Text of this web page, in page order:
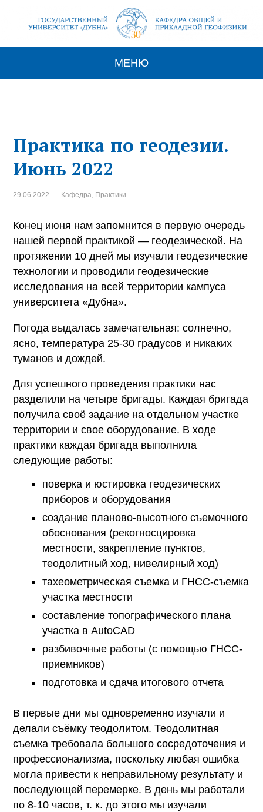
МЕНЮ
Практика по геодезии.
Июнь 2022
29.06.2022 Кафедра, Практики
Конец июня нам запомнится в первую очередь
нашей первой практикой — геодезической. На
протяжении 10 дней мы изучали геодезические
технологии и проводили геодезические
исследования на всей территории кампуса
университета «Дубна».
Погода выдалась замечательная: солнечно,
ясно, температура 25-30 градусов и никаких
туманов и дождей.
Для успешного проведения практики нас
разделили на четыре бригады. Каждая бригада
получила своё задание на отдельном участке
территории и свое оборудование. В ходе
практики каждая бригада выполнила
следующие работы:
поверка и юстировка геодезических
приборов и оборудования
создание планово-высотного съемочного
обоснования (рекогносцировка
местности, закрепление пунктов,
теодолитный ход, нивелирный ход)
тахеометрическая съемка и ГНСС-съемка
участка местности
составление топографического плана
участка в AutoCAD
разбивочные работы (с помощью ГНСС-
приемников)
подготовка и сдача итогового отчета
В первые дни мы одновременно изучали и
делали съёмку теодолитом. Теодолитная
съемка требовала большого сосредоточения и
профессионализма, поскольку любая ошибка
могла привести к неправильному результату и
последующей перемерке. В день мы работали
по 8-10 часов, т. к. до этого мы изучали